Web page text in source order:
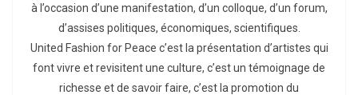
à l’occasion d’une manifestation, d’un colloque, d’un forum,
d’assises politiques, économiques, scientifiques.
United Fashion for Peace c’est la présentation d’artistes qui
font vivre et revisitent une culture, c’est un témoignage de
richesse et de savoir faire, c’est la promotion du